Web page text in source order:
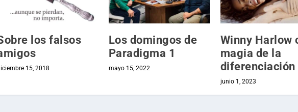
los falsos
15, 2018
Los domingos de
Paradigma 1
mayo 15, 2022
Winny Harlow
magia de la
diferenciación
junio 1, 2023